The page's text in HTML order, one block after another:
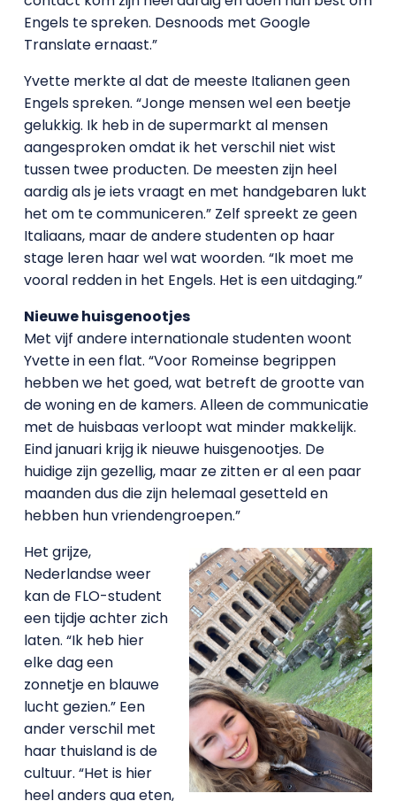
Engels te spreken. Desnoods met Google
Translate ernaast.”
Yvette merkte al dat de meeste Italianen geen
Engels spreken. “Jonge mensen wel een beetje
gelukkig. Ik heb in de supermarkt al mensen
aangesproken omdat ik het verschil niet wist
tussen twee producten. De meesten zijn heel
aardig als je iets vraagt en met handgebaren lukt
het om te communiceren.” Zelf spreekt ze geen
Italiaans, maar de andere studenten op haar
stage leren haar wel wat woorden. “Ik moet me
vooral redden in het Engels. Het is een uitdaging.”
Nieuwe huisgenootjes
Met vijf andere internationale studenten woont
Yvette in een flat. “Voor Romeinse begrippen
hebben we het goed, wat betreft de grootte van
de woning en de kamers. Alleen de communicatie
met de huisbaas verloopt wat minder makkelijk.
Eind januari krijg ik nieuwe huisgenootjes. De
huidige zijn gezellig, maar ze zitten er al een paar
maanden dus die zijn helemaal gesetteld en
hebben hun vriendengroepen.”
Het grijze,
Nederlandse weer
kan de FLO-student
een tijdje achter zich
laten. “Ik heb hier
elke dag een
zonnetje en blauwe
lucht gezien.” Een
ander verschil met
haar thuisland is de
cultuur. “Het is hier
heel anders qua eten,